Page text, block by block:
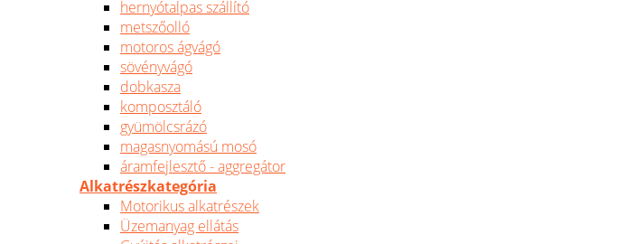
hernyótalpas szállító
metszőolló
motoros ágvágó
sövényvágó
dobkasza
komposztáló
gyümölcsrázó
magasnyomású mosó
áramfejlesztő - aggregátor
Alkatrészkategória
Motorikus alkatrészek
Üzemanyag ellátás